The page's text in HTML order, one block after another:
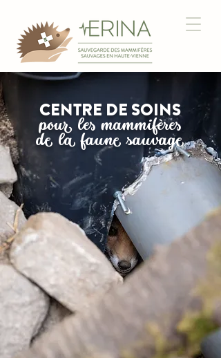
CENTRE DE SOINS
pour les mammifères
de la faune sauvage